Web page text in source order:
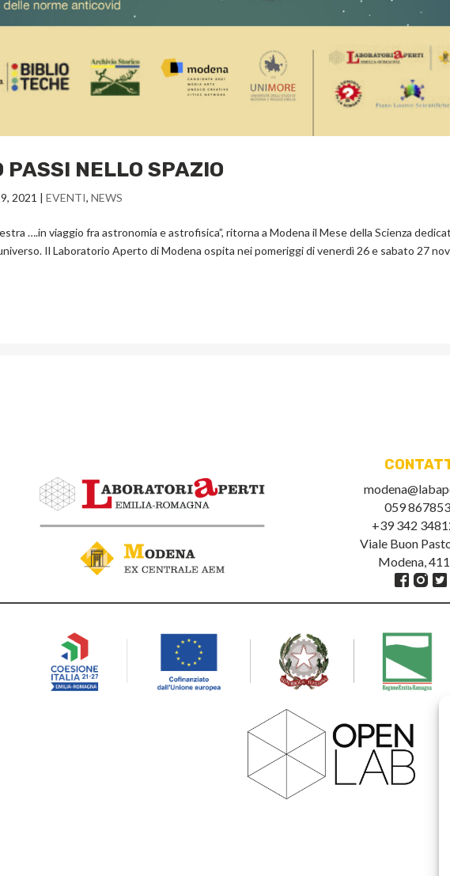
PASSI NELLO SPAZIO
2021 |EVENTI,NEWS
….in viaggio fra astronomia e astrofisica”, ritorna a Modena il Mese della Scienza
Il Laboratorio Aperto di Modena ospita nei pomeriggi di venerdì 26 e sabato 27
059
+39 342
Viale Buon
Modena,